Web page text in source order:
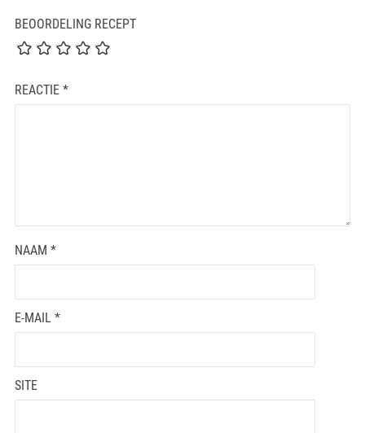
BEOORDELING RECEPT
REACTIE *
NAAM *
E-MAIL *
SITE